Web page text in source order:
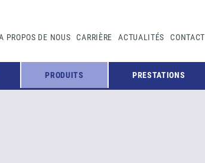
PROPOS DE NOUS CARRIÈRE ACTUALITÉS CONTACT
PRODUITS PRESTATIONS